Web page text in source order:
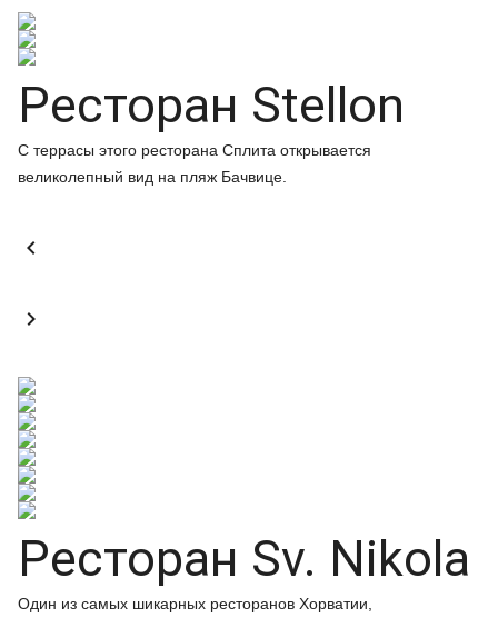
Ресторан Stellon
С террасы этого ресторана Сплита открывается
великолепный вид на пляж Бачвице.


Ресторан Sv. Nikola
Один из самых шикарных ресторанов Хорватии,